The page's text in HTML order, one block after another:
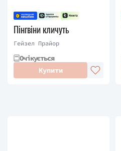
Пінгвіни кличуть
Гейзел Прайор
Очікується
Купити